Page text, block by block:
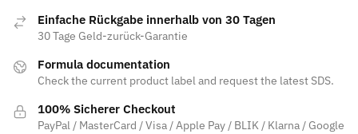
Einfache Rückgabe innerhalb von 30 Tagen
30 Tage Geld-zurück-Garantie
Formula documentation
Check the current product label and request the latest SDS.
100% Sicherer Checkout
PayPal / MasterCard / Visa / Apple Pay / BLIK / Klarna / Google